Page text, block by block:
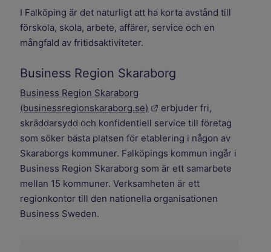
I Falköping är det naturligt att ha korta avstånd till
förskola, skola, arbete, affärer, service och en
mångfald av fritidsaktiviteter.
Business Region Skaraborg
Business Region Skaraborg
(businessregionskaraborg.se)
Länk till annan webbplats.
erbjuder fri,
skräddarsydd och konfidentiell service till företag
som söker bästa platsen för etablering i någon av
Skaraborgs kommuner. Falköpings kommun ingår i
Business Region Skaraborg som är ett samarbete
mellan 15 kommuner. Verksamheten är ett
regionkontor till den nationella organisationen
Business Sweden.